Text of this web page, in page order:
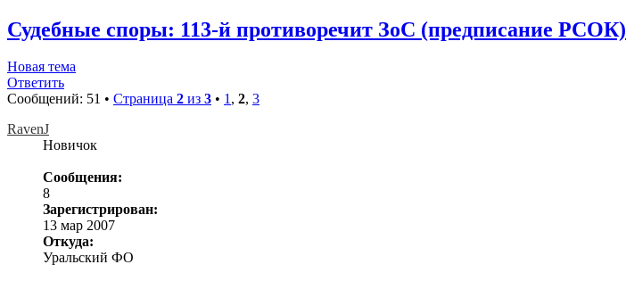
Судебные споры: 113-й противоречит ЗоС (предписание РСОК)
Новая тема
Ответить
Сообщений: 51 • Страница 2 из 3 • 1, 2, 3
RavenJ
Новичок
Сообщения:
8
Зарегистрирован:
13 мар 2007
Откуда:
Уральский ФО